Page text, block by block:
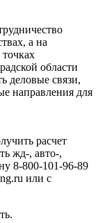
а на
области
деловые связи,
направления для
расчет
жд-, авто-,
8-800-101-96-89
или с